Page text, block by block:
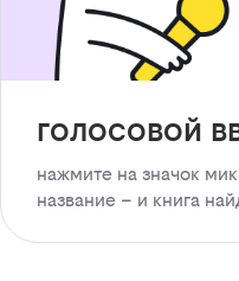
голосовой
нажмите на значок
название – и книга